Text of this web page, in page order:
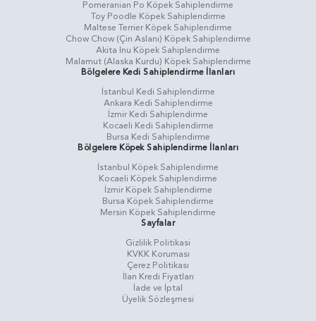
Pomeranian Po Köpek Sahiplendirme
Toy Poodle Köpek Sahiplendirme
Maltese Terrier Köpek Sahiplendirme
Chow Chow (Çin Aslanı) Köpek Sahiplendirme
Akita Inu Köpek Sahiplendirme
Malamut (Alaska Kurdu) Köpek Sahiplendirme
Bölgelere Kedi Sahiplendirme İlanları
İstanbul Kedi Sahiplendirme
Ankara Kedi Sahiplendirme
İzmir Kedi Sahiplendirme
Kocaeli Kedi Sahiplendirme
Bursa Kedi Sahiplendirme
Bölgelere Köpek Sahiplendirme İlanları
İstanbul Köpek Sahiplendirme
Kocaeli Köpek Sahiplendirme
İzmir Köpek Sahiplendirme
Bursa Köpek Sahiplendirme
Mersin Köpek Sahiplendirme
Sayfalar
Gizlilik Politikasi
KVKK Koruması
Çerez Politikası
İlan Kredi Fiyatları
İade ve İptal
Üyelik Sözleşmesi